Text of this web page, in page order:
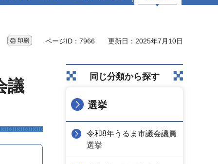
印刷 ページID：7966 更新日：2025年7月10日
議 同じ分類から探す
選挙
令和8年うるま市議会議員
選挙